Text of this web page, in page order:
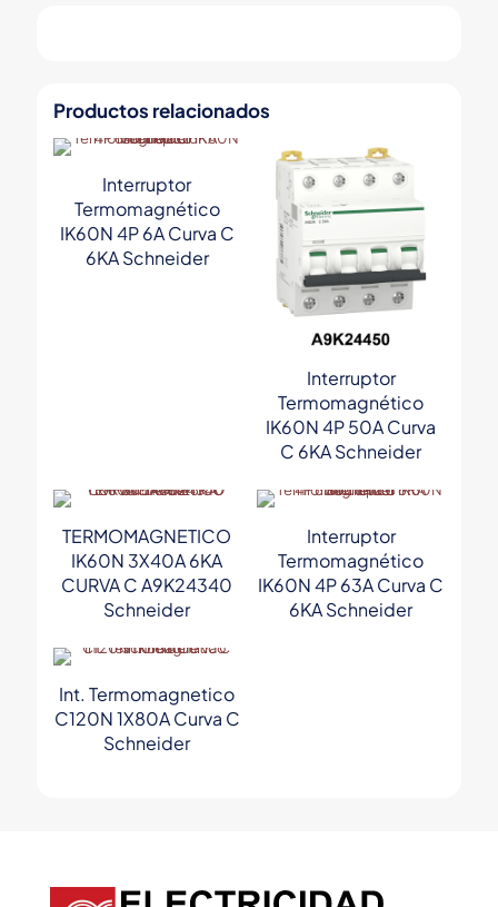
Productos relacionados
Interruptor
Termomagnético
IK60N 4P 6A Curva C
6KA Schneider
Interruptor
Termomagnético
IK60N 4P 50A Curva
C 6KA Schneider
TERMOMAGNETICO
IK60N 3X40A 6KA
CURVA C A9K24340
Schneider
Interruptor
Termomagnético
IK60N 4P 63A Curva C
6KA Schneider
Int. Termomagnetico
C120N 1X80A Curva C
Schneider